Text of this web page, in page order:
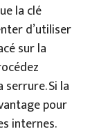
la clé
d’utiliser
sur la
Si la
pour
internes.